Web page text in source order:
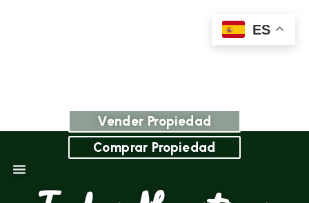
Vender Propiedad
Comprar Propiedad
ES